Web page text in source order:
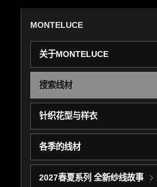
MONTELUCE
关于MONTELUCE
搜索线材
针织花型与样衣
各季的线材
2027春夏系列 全新纱线故事